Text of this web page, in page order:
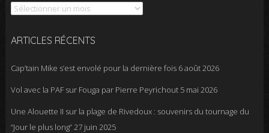
ARTICLES RÉCENTS
Cap’tain Mike s’est envolé pour la dernière fois 6 août 2026
Vol avec la PAF sur Fouga par Pierre Peyrichout 5 mai 2026
Une Alouette II sur la plage de Rivedoux : souvenirs du tournage du
“Jour le plus long”27 juin 2025